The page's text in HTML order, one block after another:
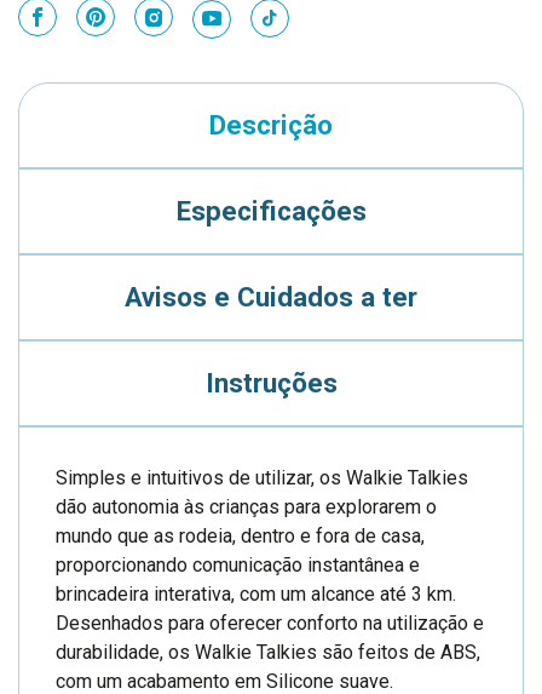
Descrição
Especificações
Avisos e Cuidados a ter
Instruções
Simples e intuitivos de utilizar, os Walkie Talkies
dão autonomia às crianças para explorarem o
mundo que as rodeia, dentro e fora de casa,
proporcionando comunicação instantânea e
brincadeira interativa, com um alcance até 3 km.
Desenhados para oferecer conforto na utilização e
durabilidade, os Walkie Talkies são feitos de ABS,
com um acabamento em Silicone suave.